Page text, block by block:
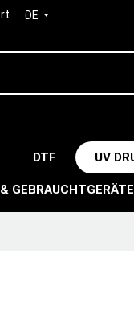
DE
DTF UV
GEBRAUCHTGERÄTE